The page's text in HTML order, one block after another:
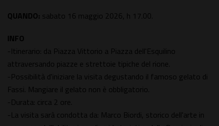
QUANDO: sabato 16 maggio 2026, h 17.00.
INFO
-Itinerario: da Piazza Vittorio a Piazza dell'Esquilino
attraversando piazze e strettoie tipiche del rione.
-Possibilità d'iniziare la visita degustando il famoso gelato di
Fassi. Mangiare il gelato non è obbligatorio.
-Durata: circa 2 ore.
-La visita sarà condotta da: Marco Biordi, storico dell'arte in